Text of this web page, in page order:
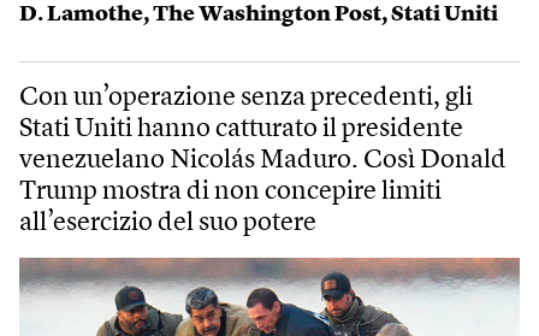
D. Lamothe,The Washington Post,Stati Uniti
Con un’operazione senza precedenti, gli
Stati Uniti hanno catturato il presidente
venezuelano Nicolás Maduro. Così Donald
Trump mostra di non concepire limiti
all’esercizio del suo potere